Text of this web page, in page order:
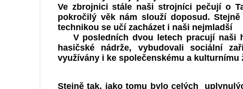
Ve zbrojnici stále naši strojníci pečují o
pokročilý věk nám slouží doposud.
technikou se učí zacházet i naši nejmladší
V posledních dvou letech pracují naši
hasičské nádrže, vybudovali sociální
využívány i ke společenskému a kulturnímu
Stejně tak, jako tomu bylo celých